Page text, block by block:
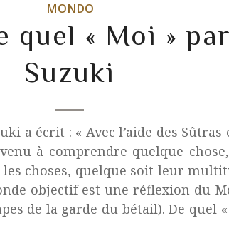
MONDO
quel « Moi »
Suzuki
a écrit : « Avec l’aide des
à comprendre quelque
choses, quelque soit leur
objectif est une réflexion du
de la garde du bétail). De quel